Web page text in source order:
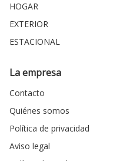
HOGAR
EXTERIOR
ESTACIONAL
La empresa
Contacto
Quiénes somos
Política de privacidad
Aviso legal